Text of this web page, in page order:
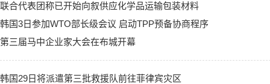
联合代表团称已开始向叙供应化学品运输包装材料
韩国3日参加WTO部长级会议 启动TPP预备协商程序
第三届马中企业家大会在布城开幕
韩国29日将派遣第三批救援队前往菲律宾灾区